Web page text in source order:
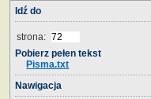
Idź do
strona:
Pobierz pełen tekst
Pisma.txt
Nawigacja